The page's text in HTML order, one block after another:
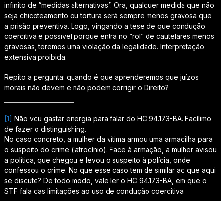
infinito de “medidas alternativas”. Ora, qualquer medida que não
seja chicoteamento ou tortura será sempre menos gravosa que
a prisão preventiva. Logo, vingando a tese de que condução
coercitiva é possível porque entra no “rol” de cautelares menos
gravosas, teremos uma violação da legalidade. Interpretação
extensiva proibida.
Repito a pergunta: quando é que aprenderemos que juízos
morais não devem e não podem corrigir o Direito?
[1] Não vou gastar energia para falar do HC 94.173-BA. Facílimo
de fazer o distinguishing.
No caso concreto, a mulher da vítima armou uma armadilha para
o suspeito do crime (latrocínio). Face à armação, a mulher avisou
a política, que chegou e levou o suspeito à polícia, onde
confessou o crime. No que esse caso tem de similar ao que aqui
se discute? De todo modo, vale ler o HC 94.173-BA, em que o
STF fala das limitações ao uso de condução coercitiva.